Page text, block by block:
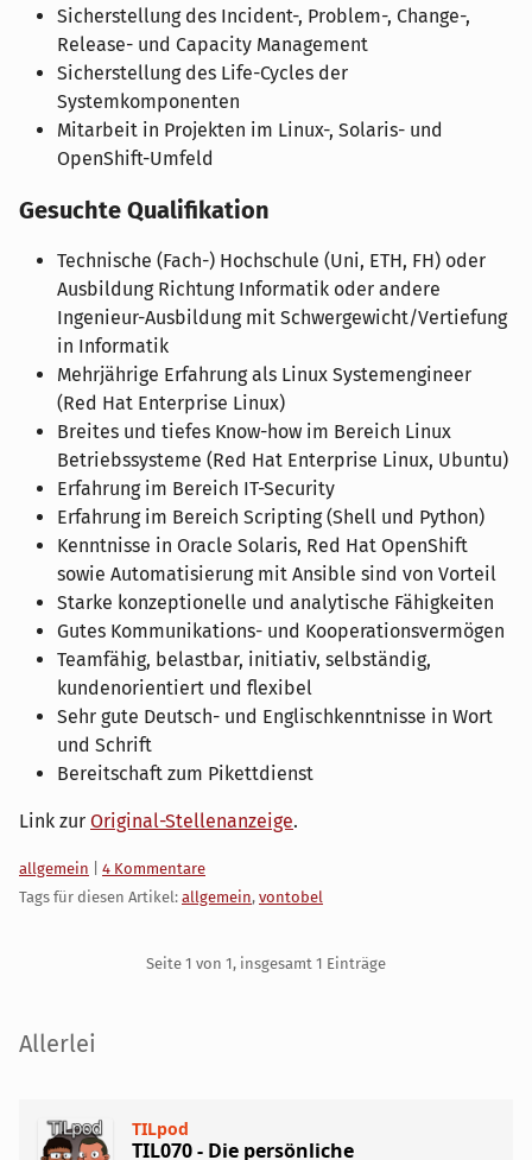
Sicherstellung des Incident-, Problem-, Change-,
Release- und Capacity Management
Sicherstellung des Life-Cycles der
Systemkomponenten
Mitarbeit in Projekten im Linux-, Solaris- und
OpenShift-Umfeld
Gesuchte Qualifikation
Technische (Fach-) Hochschule (Uni, ETH, FH) oder
Ausbildung Richtung Informatik oder andere
Ingenieur-Ausbildung mit Schwergewicht/Vertiefung
in Informatik
Mehrjährige Erfahrung als Linux Systemengineer
(Red Hat Enterprise Linux)
Breites und tiefes Know-how im Bereich Linux
Betriebssysteme (Red Hat Enterprise Linux, Ubuntu)
Erfahrung im Bereich IT-Security
Erfahrung im Bereich Scripting (Shell und Python)
Kenntnisse in Oracle Solaris, Red Hat OpenShift
sowie Automatisierung mit Ansible sind von Vorteil
Starke konzeptionelle und analytische Fähigkeiten
Gutes Kommunikations- und Kooperationsvermögen
Teamfähig, belastbar, initiativ, selbständig,
kundenorientiert und flexibel
Sehr gute Deutsch- und Englischkenntnisse in Wort
und Schrift
Bereitschaft zum Pikettdienst
Link zur Original-Stellenanzeige.
Kategorien:
allgemein
4 Kommentare
Tags für diesen Artikel: allgemein, vontobel
Seite 1 von 1, insgesamt 1 Einträge
Seitenleiste
Allerlei